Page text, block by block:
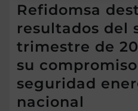
Refidomsa
resultados del
trimestre de
su
seguridad
nacional